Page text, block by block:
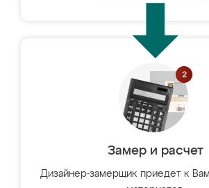
Замер и расчет
Дизайнер-замерщик приедет к